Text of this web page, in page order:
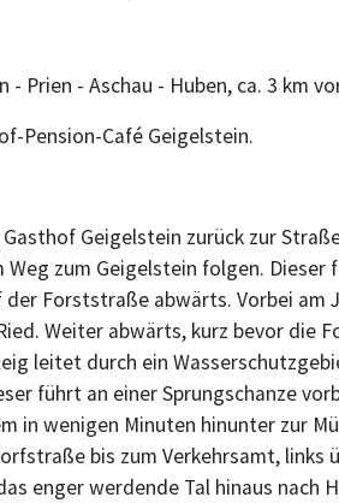
- Prien - Aschau - Huben, ca. 3 km
Pension-Café Geigelstein.
Gasthof Geigelstein zurück zur
Weg zum Geigelstein folgen.
Forststraße abwärts. Vorbei am
Weiter abwärts, kurz bevor die
leitet durch ein
führt an einer Sprungschanze
in wenigen Minuten hinunter zur
bis zum Verkehrsamt,
enger werdende Tal hinaus nach